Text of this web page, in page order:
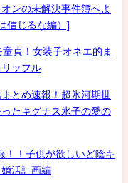
ンの未解決事件簿へよ
信じるな編）]
貞！女装子オネエ的ま
ッフル
とめ速報！超氷河期世
たキグナス氷子の愛の
！！子供が欲しいど陰キ
活計画編